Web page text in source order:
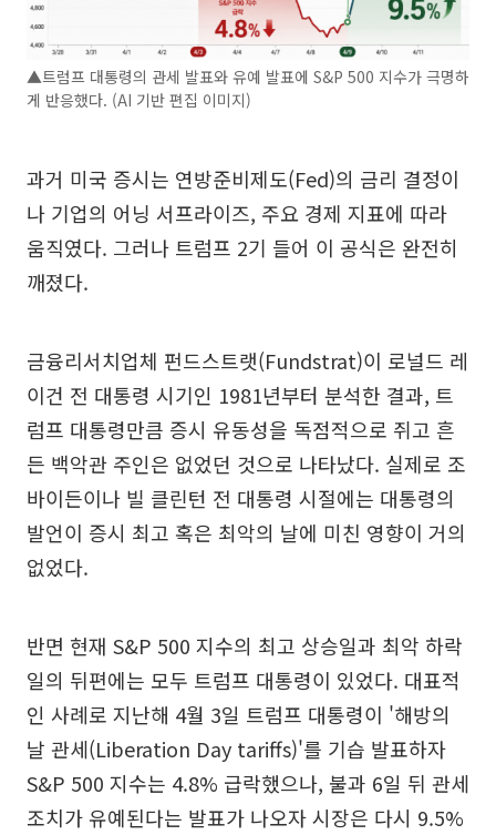
▲트럼프 대통령의 관세 발표와 유예 발표에 S&P 500 지수가 극명하
게 반응했다. (AI 기반 편집 이미지)
과거 미국 증시는 연방준비제도(Fed)의 금리 결정이
나 기업의 어닝 서프라이즈, 주요 경제 지표에 따라
움직였다. 그러나 트럼프 2기 들어 이 공식은 완전히
깨졌다.
금융리서치업체 펀드스트랫(Fundstrat)이 로널드 레
이건 전 대통령 시기인 1981년부터 분석한 결과, 트
럼프 대통령만큼 증시 유동성을 독점적으로 쥐고 흔
든 백악관 주인은 없었던 것으로 나타났다. 실제로 조
바이든이나 빌 클린턴 전 대통령 시절에는 대통령의
발언이 증시 최고 혹은 최악의 날에 미친 영향이 거의
없었다.
반면 현재 S&P 500 지수의 최고 상승일과 최악 하락
일의 뒤편에는 모두 트럼프 대통령이 있었다. 대표적
인 사례로 지난해 4월 3일 트럼프 대통령이 '해방의
날 관세(Liberation Day tariffs)'를 기습 발표하자
S&P 500 지수는 4.8% 급락했으나, 불과 6일 뒤 관세
조치가 유예된다는 발표가 나오자 시장은 다시 9.5%